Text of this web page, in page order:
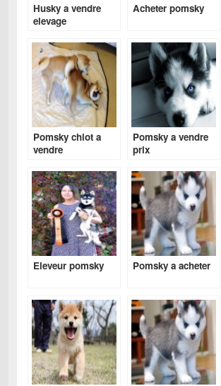
Husky a vendre
elevage
Acheter pomsky
Pomsky chiot a
vendre
Pomsky a vendre
prix
Eleveur pomsky Pomsky a acheter